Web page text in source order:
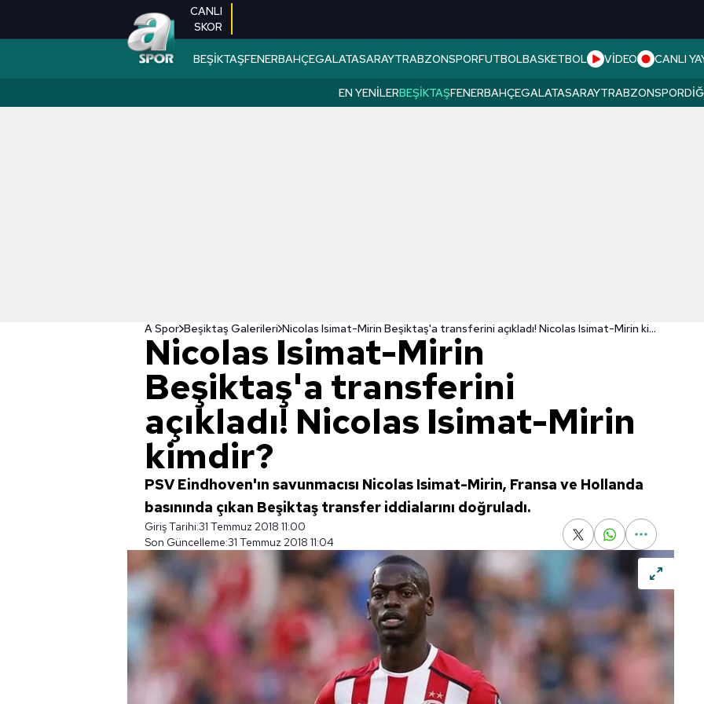
CANLI
SKOR
BEŞİKTAŞFENERBAHÇEGALATASARAYTRABZONSPORFUTBOLBASKETBOL VİDEO CANLI
EN YENILERBEŞIKTAŞFENERBAHÇEGALATASARAYTRABZONSPOR
A Spor Beşiktaş Galerileri Nicolas Isimat-Mirin Beşiktaş'a transferini açıkladı! Nicolas Isimat-Mirin kimdir?
Nicolas Isimat-Mirin
Beşiktaş'a transferini
açıkladı! Nicolas Isimat-Mirin
kimdir?
PSV Eindhoven'ın savunmacısı Nicolas Isimat-Mirin, Fransa ve Hollanda
basınında çıkan Beşiktaş transfer iddialarını doğruladı.
Giriş Tarihi:31 Temmuz 2018 11:00
Son Güncelleme:31 Temmuz 2018 11:04